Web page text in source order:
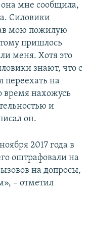
мне сообщила,
Силовики
мою пожилую
пришлось
меня. Хотя это
знают, что с
переехать на
время нахожусь
и
он.
2017 года в
оштрафовали на
на допросы,
– отметил